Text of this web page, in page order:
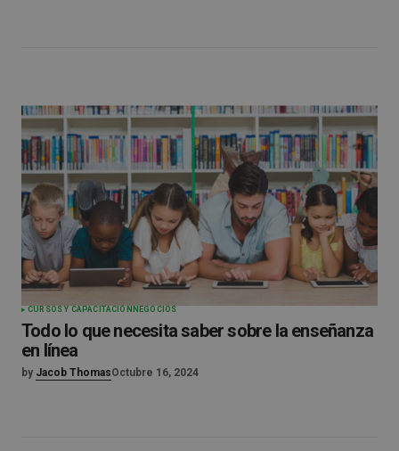
CURSOS Y CAPACITACIÓN NEGOCIOS
Todo lo que necesita saber sobre la enseñanza
en línea
by Jacob ThomasOctubre 16, 2024